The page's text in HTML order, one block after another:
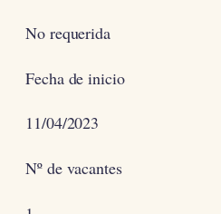
No requerida
Fecha de inicio
11/04/2023
Nº de vacantes